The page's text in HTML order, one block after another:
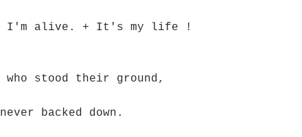
I'm alive. + It's my life !
stood their ground,
backed down.